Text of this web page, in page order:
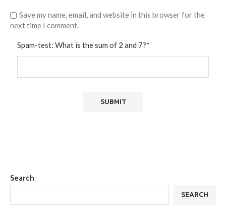
Save my name, email, and website in this browser for the
next time I comment.
Spam-test: What is the sum of 2 and 7?*
Search
SEARCH